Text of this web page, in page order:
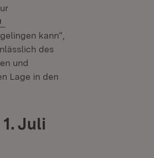
kann“,
des
und
Lage in den
Juli